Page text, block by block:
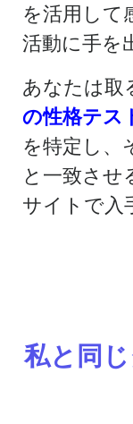
を活用して
活動に手を
あなたは取
の性格テス
を特定し、
と一致させ
サイトで入
私と同